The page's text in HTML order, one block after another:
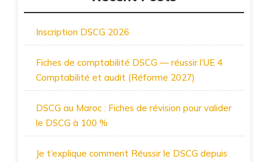
Inscription DSCG 2026
Fiches de comptabilité DSCG — réussir l’UE 4
Comptabilité et audit (Réforme 2027)
DSCG au Maroc : Fiches de révision pour valider
le DSCG à 100 %
Je t’explique comment Réussir le DSCG depuis